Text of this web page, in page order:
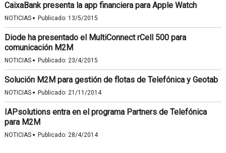
CaixaBank presenta la app financiera para Apple Watch
NOTICIAS · Publicado: 13/5/2015
Diode ha presentado el MultiConnect rCell 500 para
comunicación M2M
NOTICIAS · Publicado: 23/4/2015
Solución M2M para gestión de flotas de Telefónica y Geotab
NOTICIAS · Publicado: 21/11/2014
IAPsolutions entra en el programa Partners de Telefónica
para M2M
NOTICIAS · Publicado: 28/4/2014